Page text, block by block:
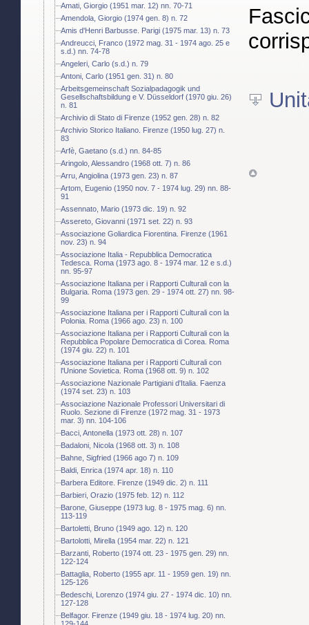
Amati, Giorgio (1951 mar. 12) nn. 70-71
Amendola, Giorgio (1974 gen. 8) n. 72
Amis d'Henri Barbusse. Parigi (1975 mar. 13) n. 73
Andreucci, Franco (1972 mag. 31 - 1974 ago. 25 e
s.d.) nn. 74-78
Angeleri, Carlo (s.d.) n. 79
Antoni, Carlo (1951 gen. 31) n. 80
Arbeitsgemeinschaft Sozialpadagogik und
Gesellschaftsbildung e V. Düsseldorf (1970 giu. 26)
n. 81
Archivio di Stato di Firenze (1952 gen. 28) n. 82
Archivio Storico Italiano. Firenze (1950 lug. 27) n.
83
Arfè, Gaetano (s.d.) nn. 84-85
Aringolo, Alessandro (1968 ott. 7) n. 86
Arru, Angiolina (1973 gen. 23) n. 87
Artom, Eugenio (1950 nov. 7 - 1974 lug. 29) nn. 88-
91
Assennato, Mario (1973 dic. 19) n. 92
Assereto, Giovanni (1971 set. 22) n. 93
Associazione Goliardica Fiorentina. Firenze (1961
nov. 23) n. 94
Associazione Italia - Repubblica Democratica
Tedesca. Roma (1973 ago. 8 - 1974 mar. 12 e s.d.)
nn. 95-97
Associazione Italiana per i Rapporti Culturali con la
Bulgaria. Roma (1973 gen. 29 - 1974 ott. 27) nn. 98-
99
Associazione Italiana per i Rapporti Culturali con la
Polonia. Roma (1966 ago. 23) n. 100
Associazione Italiana per i Rapporti Culturali con la
Repubblica Popolare Democratica di Corea. Roma
(1974 giu. 22) n. 101
Associazione Italiana per i Rapporti Culturali con
l'Unione Sovietica. Roma (1968 ott. 9) n. 102
Associazione Nazionale Partigiani d'Italia. Faenza
(1974 set. 23) n. 103
Associazione Nazionale Professori Universitari di
Ruolo. Sezione di Firenze (1972 mag. 31 - 1973
mar. 3) nn. 104-106
Bacci, Antonella (1973 ott. 28) n. 107
Badaloni, Nicola (1968 ott. 3) n. 108
Bahne, Sigfried (1966 ago 7) n. 109
Baldi, Enrica (1974 apr. 18) n. 110
Barbera Editore. Firenze (1949 dic. 2) n. 111
Barbieri, Orazio (1975 feb. 12) n. 112
Barone, Giuseppe (1973 lug. 8 - 1975 mag. 6) nn.
113-119
Bartoletti, Bruno (1949 ago. 12) n. 120
Bartolotti, Mirella (1954 mar. 22) n. 121
Barzanti, Roberto (1974 ott. 23 - 1975 gen. 29) nn.
122-124
Battaglia, Roberto (1955 apr. 11 - 1959 gen. 19) nn.
125-126
Bedeschi, Lorenzo (1974 giu. 27 - 1974 dic. 10) nn.
127-128
Belfagor. Firenze (1949 giu. 18 - 1974 lug. 20) nn.
129-144